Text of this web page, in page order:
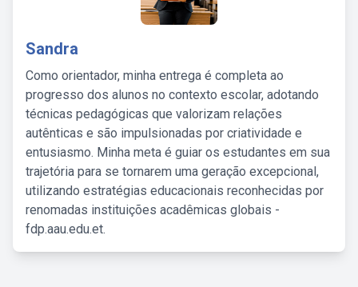
Sandra
Como orientador, minha entrega é completa ao
progresso dos alunos no contexto escolar, adotando
técnicas pedagógicas que valorizam relações
autênticas e são impulsionadas por criatividade e
entusiasmo. Minha meta é guiar os estudantes em sua
trajetória para se tornarem uma geração excepcional,
utilizando estratégias educacionais reconhecidas por
renomadas instituições acadêmicas globais -
fdp.aau.edu.et.